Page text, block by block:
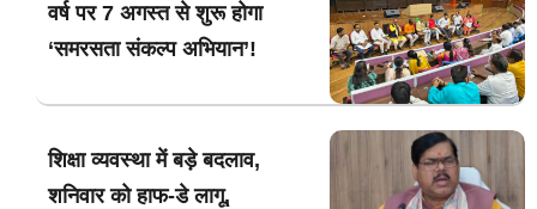
वर्ष पर 7 अगस्त से शुरू होगा
‘समरसता संकल्प अभियान’!
शिक्षा व्यवस्था में बड़े बदलाव,
शनिवार को हाफ-डे लागू,